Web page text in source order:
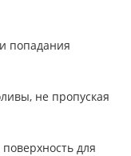
попадания
не пропуская
для